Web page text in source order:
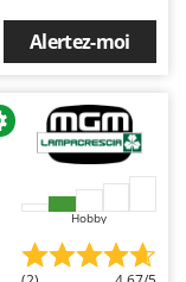
Alertez-moi
Hobby